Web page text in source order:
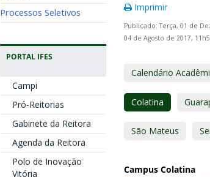
Processos Seletivos
PORTAL IFES
Campi
Pró-Reitorias
Gabinete da Reitora
Agenda da Reitora
Polo de Inovação
Vitória
Imprimir
Publicado: Terça, 01 de
04 de Agosto de 2017,
Calendário
Colatina
São Mateus
Campus Colatina